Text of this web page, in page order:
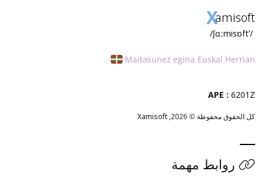
Xamisoft
/ˈʃɑːmisɒft/
Maitasunez egina Euskal Herrian
APE : 6201Z
كل الحقوق محفوظة © 2026, Xamisoft
روابط مهمة